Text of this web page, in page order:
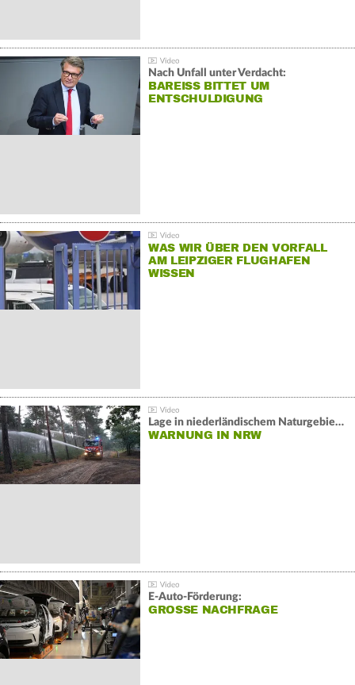
Nach Unfall unter Verdacht:
BAREISS BITTET UM E
NTSCHULDIGUNG
WAS WIR ÜBER DEN VORFALL
AM LEIPZIGER FLUGHAFEN
WISSEN
Lage in niederländischem Naturgebiet stabil
WARNUNG IN NRW
E-Auto-Förderung:
GROSSE NACHFRAGE